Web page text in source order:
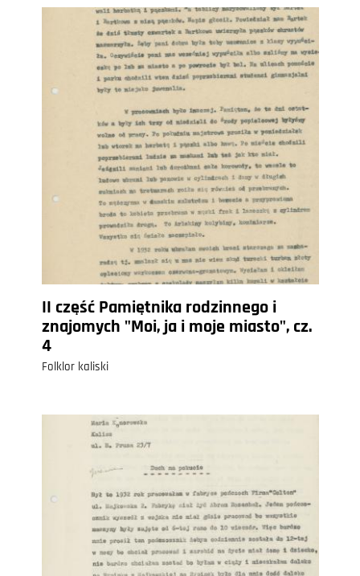
II część Pamiętnika rodzinnego i
znajomych "Moi, ja i moje miasto", cz.
4
Folklor kaliski